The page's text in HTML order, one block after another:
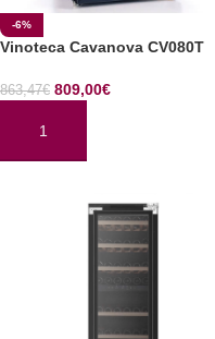
-6%
Vinoteca Cavanova CV080T
863,47€ 809,00€
AÑADIR AL CARRITO